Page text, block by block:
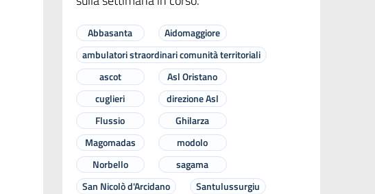
Abbasanta
Aidomaggiore
ambulatori straordinari comunità territoriali
ascot
Asl Oristano
cuglieri
direzione Asl
Flussio
Ghilarza
Magomadas
modolo
Norbello
sagama
San Nicolò d'Arcidano
Santulussurgiu